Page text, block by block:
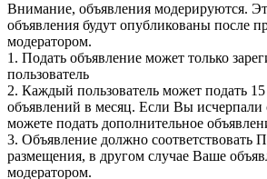
Внимание, объявления модерируются.
объявления будут опубликованы после
модератором.
1. Подать объявление может только
пользователь
2. Каждый пользователь может подать
объявлений в месяц. Если Вы
можете подать дополнительное
3. Объявление должно соответствовать
размещения, в другом случае Ваше
модератором.